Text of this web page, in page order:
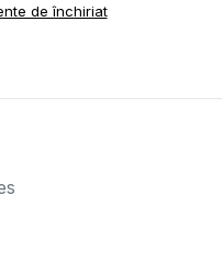
de închiriat